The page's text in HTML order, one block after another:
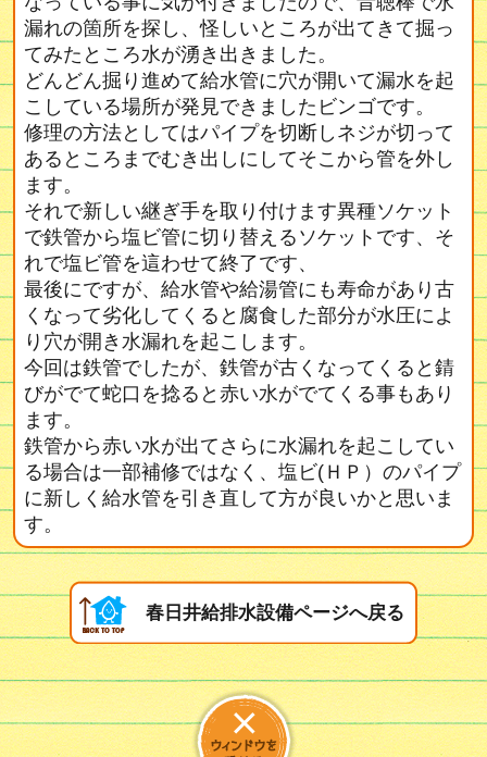
漏れの箇所を探し、怪しいところが出てきて掘っ
てみたところ水が湧き出きました。
どんどん掘り進めて給水管に穴が開いて漏水を起
こしている場所が発見できましたビンゴです。
修理の方法としてはパイプを切断しネジが切って
あるところまでむき出しにしてそこから管を外し
ます。
それで新しい継ぎ手を取り付けます異種ソケット
で鉄管から塩ビ管に切り替えるソケットです、そ
れで塩ビ管を這わせて終了です、
最後にですが、給水管や給湯管にも寿命があり古
くなって劣化してくると腐食した部分が水圧によ
り穴が開き水漏れを起こします。
今回は鉄管でしたが、鉄管が古くなってくると錆
びがでて蛇口を捻ると赤い水がでてくる事もあり
ます。
鉄管から赤い水が出てさらに水漏れを起こしてい
る場合は一部補修ではなく、塩ビ(ＨＰ）のパイプ
に新しく給水管を引き直して方が良いかと思いま
す。
春日井給排水設備ページへ戻る